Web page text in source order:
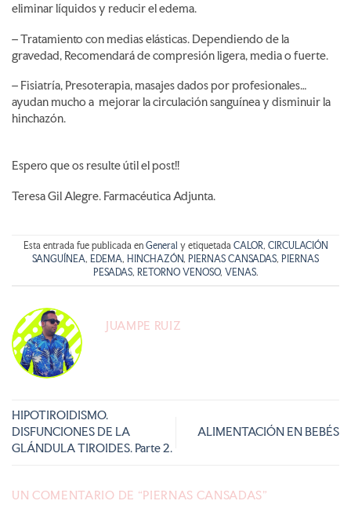
eliminar líquidos y reducir el edema.
– Tratamiento con medias elásticas. Dependiendo de la
gravedad, Recomendará de compresión ligera, media o fuerte.
– Fisiatría, Presoterapia, masajes dados por profesionales…
ayudan mucho a mejorar la circulación sanguínea y disminuir la
hinchazón.
Espero que os resulte útil el post!!
Teresa Gil Alegre. Farmacéutica Adjunta.
Esta entrada fue publicada en General y etiquetada CALOR, CIRCULACIÓN
SANGUÍNEA, EDEMA, HINCHAZÓN, PIERNAS CANSADAS, PIERNAS
PESADAS, RETORNO VENOSO, VENAS.
JUAMPE RUIZ
HIPOTIROIDISMO.
DISFUNCIONES DE LA
GLÁNDULA TIROIDES. Parte 2.
ALIMENTACIÓN EN BEBÉS
UN COMENTARIO DE “PIERNAS CANSADAS”